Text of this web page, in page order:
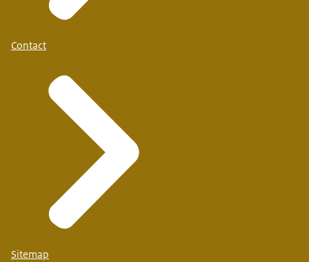
Contact
Sitemap